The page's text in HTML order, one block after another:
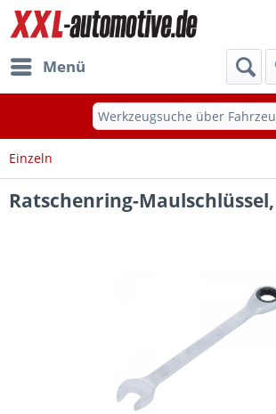
Menü
Werkzeugsuche über
Einzeln
Ratschenring-Maulschlüssel,